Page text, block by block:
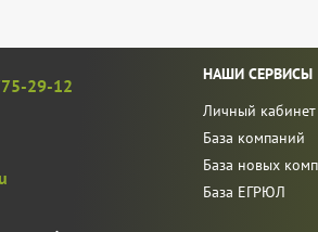
29-12
НАШИ СЕРВИСЫ
Личный кабинет
База компаний
База новых
База ЕГРЮЛ